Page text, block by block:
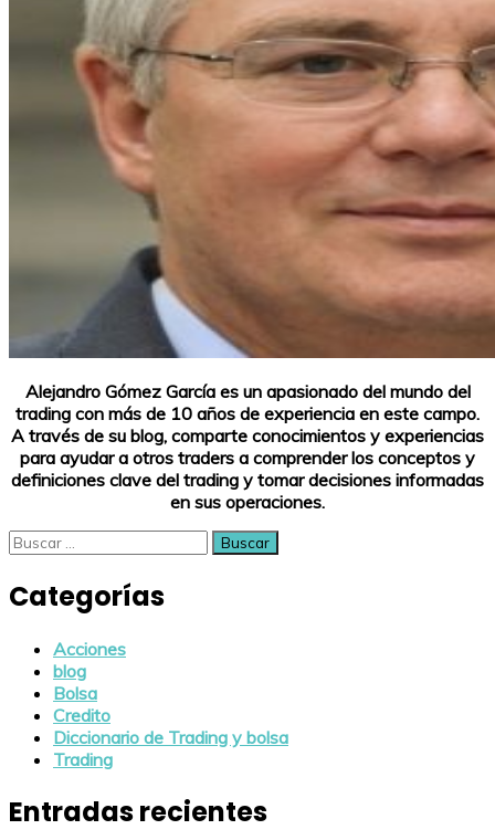
Alejandro Gómez García es un apasionado del mundo del
trading con más de 10 años de experiencia en este campo.
A través de su blog, comparte conocimientos y experiencias
para ayudar a otros traders a comprender los conceptos y
definiciones clave del trading y tomar decisiones informadas
en sus operaciones.
Buscar:
Categorías
Acciones
blog
Bolsa
Credito
Diccionario de Trading y bolsa
Trading
Entradas recientes